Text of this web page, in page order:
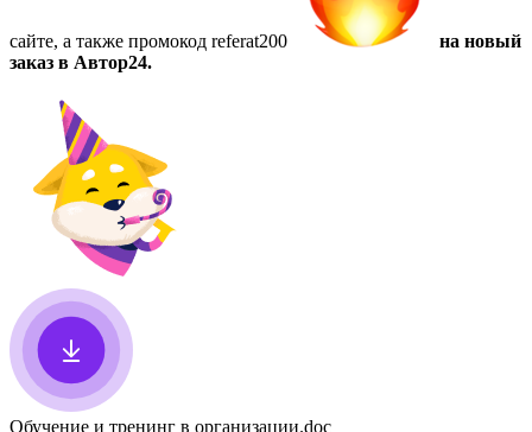
сайте, а также промокод referat200
на новый
заказ в Автор24.
Обучение и тренинг в организации.doc